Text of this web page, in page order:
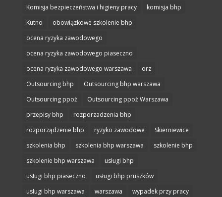
Komisja bezpieczeństwa i higieny pracy
komisja bhp
Kutno
obowiązkowe szkolenie bhp
ocena ryzyka zawodowego
ocena ryzyka zawodowego piaseczno
ocena ryzyka zawodowego warszawa
orz
Outsourcing bhp
Outsourcing bhp warszawa
Outsourcing ppoż
Outsourcing ppoż Warszawa
przepisy bhp
rozporzadzenia bhp
rozporządzenie bhp
ryzyko zawodowe
Skierniewice
szkolenia bhp
szkolenia bhp warszawa
szkolenie bhp
szkolenie bhp warszawa
usługi bhp
usługi bhp piaseczno
usługi bhp pruszków
usługi bhp warszawa
warszawa
wypadek przy pracy